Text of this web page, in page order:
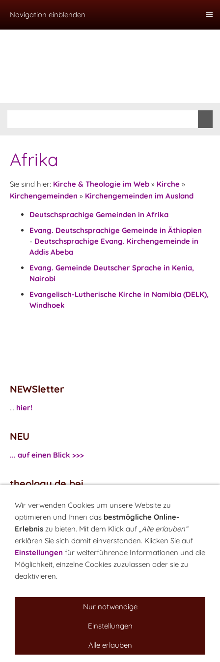
Navigation einblenden
Afrika
Sie sind hier: Kirche & Theologie im Web » Kirche »
Kirchengemeinden » Kirchengemeinden im Ausland
Deutschsprachige Gemeinden in Afrika
Evang. Deutschsprachige Gemeinde in Äthiopien
- Deutschsprachige Evang. Kirchengemeinde in
Addis Abeba
Evang. Gemeinde Deutscher Sprache in Kenia,
Nairobi
Evangelisch-Lutherische Kirche in Namibia (DELK),
Windhoek
NEWSletter
... hier!
NEU
... auf einen Blick >>>
theology.de bei
...Facebook
...Twitter
Monatsrätsel
Rätseln & Gewinnen!
LINK-Hinweis
Über unsKontakt
Wir verwenden Cookies um unsere Website zu
optimieren und Ihnen das bestmögliche Online-
Erlebnis zu bieten. Mit dem Klick auf „Alle erlauben“
erklären Sie sich damit einverstanden. Klicken Sie auf
Einstellungen für weiterführende Informationen und die
Möglichkeit, einzelne Cookies zuzulassen oder sie zu
deaktivieren.
Nur notwendige
Einstellungen
Alle erlauben